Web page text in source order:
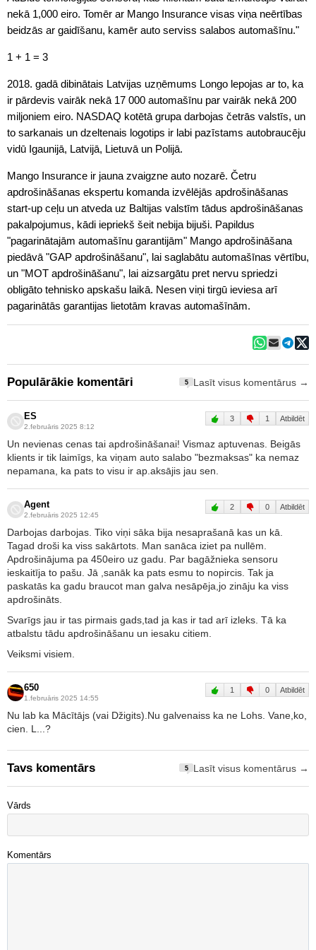
nekā 1,000 eiro. Tomēr ar Mango Insurance visas viņa neērtības
beidzās ar gaidīšanu, kamēr auto serviss salabos automašīnu."
1 + 1 = 3
2018. gadā dibinātais Latvijas uzņēmums Longo lepojas ar to, ka
ir pārdevis vairāk nekā 17 000 automašīnu par vairāk nekā 200
miljoniem eiro. NASDAQ kotētā grupa darbojas četrās valstīs, un
to sarkanais un dzeltenais logotips ir labi pazīstams autobraucēju
vidū Igaunijā, Latvijā, Lietuvā un Polijā.
Mango Insurance ir jauna zvaigzne auto nozarē. Četru
apdrošināšanas ekspertu komanda izvēlējās apdrošināšanas
start-up ceļu un atveda uz Baltijas valstīm tādus apdrošināšanas
pakalpojumus, kādi iepriekš šeit nebija bijuši. Papildus
"pagarinātajām automašīnu garantijām" Mango apdrošināšana
piedāvā "GAP apdrošināšanu", lai saglabātu automašīnas vērtību,
un "MOT apdrošināšanu", lai aizsargātu pret nervu spriedzi
obligāto tehnisko apskašu laikā. Nesen viņi tirgū ieviesa arī
pagarinātās garantijas lietotām kravas automašīnām.
Populārākie komentāri 5 Lasīt visus komentārus →
ES
2.februāris 2025 8:12
3 1 Atbildēt
Un nevienas cenas tai apdrošināšanai! Vismaz aptuvenas. Beigās
klients ir tik laimīgs, ka viņam auto salabo "bezmaksas" ka nemaz
nepamana, ka pats to visu ir ap.aksājis jau sen.
Agent
2.februāris 2025 12:45
2 0 Atbildēt
Darbojas darbojas. Tiko viņi sāka bija nesaprašanā kas un kā.
Tagad droši ka viss sakārtots. Man sanāca iziet pa nullēm.
Apdrošinājuma pa 450eiro uz gadu. Par bagāžnieka sensoru
ieskaitīja to pašu. Jā ,sanāk ka pats esmu to nopircis. Tak ja
paskatās ka gadu braucot man galva nesāpēja,jo zināju ka viss
apdrošināts.
Svarīgs jau ir tas pirmais gads,tad ja kas ir tad arī izleks. Tā ka
atbalstu tādu apdrošināšanu un iesaku citiem.
Veiksmi visiem.
650
1.februāris 2025 14:55
1 0 Atbildēt
Nu lab ka Mācītājs (vai Džigits).Nu galvenaiss ka ne Lohs. Vane,ko,
cien. L...?
Tavs komentārs 5 Lasīt visus komentārus →
Vārds
Komentārs